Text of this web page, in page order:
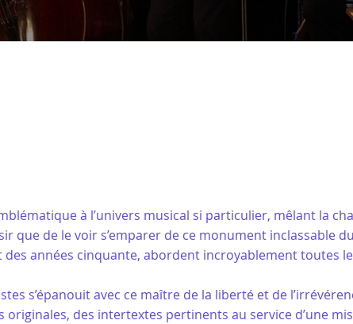
à l’univers musical si particulier, mêlant la
que de le voir s’emparer de ce monument inclassable
années cinquante, abordent incroyablement toutes
s’épanouit avec ce maître de la liberté et de
des intertextes pertinents au service d’une